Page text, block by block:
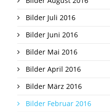
Bilder Juli 2016
Bilder Juni 2016
Bilder Mai 2016
Bilder April 2016
Bilder März 2016
Bilder Februar 2016